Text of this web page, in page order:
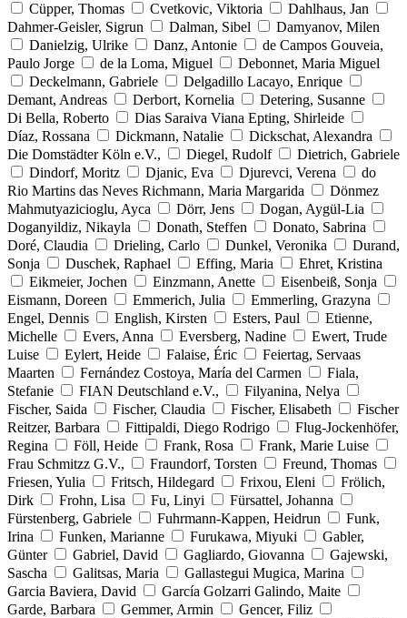
Cüpper, Thomas
Cvetkovic, Viktoria
Dahlhaus, Jan
Dahmer-Geisler, Sigrun
Dalman, Sibel
Damyanov, Milen
Danielzig, Ulrike
Danz, Antonie
de Campos Gouveia,
Paulo Jorge
de la Loma, Miguel
Debonnet, Maria Miguel
Deckelmann, Gabriele
Delgadillo Lacayo, Enrique
Demant, Andreas
Derbort, Kornelia
Detering, Susanne
Di Bella, Roberto
Dias Saraiva Viana Epting, Shirleide
Díaz, Rossana
Dickmann, Natalie
Dickschat, Alexandra
Die Domstädter Köln e.V.,
Diegel, Rudolf
Dietrich, Gabriele
Dindorf, Moritz
Djanic, Eva Djurevci, Verena
do
Rio Martins das Neves Richmann, Maria Margarida
Dönmez
Mahmutyazicioglu, Ayca
Dörr, Jens
Dogan, Aygül-Lia
Doganyildiz, Nikayla
Donath, Steffen
Donato, Sabrina
Doré, Claudia
Drieling, Carlo Dunkel, Veronika
Durand,
Sonja
Duschek, Raphael Effing, Maria
Ehret, Kristina
Eikmeier, Jochen
Einzmann, Anette
Eisenbeiß, Sonja
Eismann, Doreen
Emmerich, Julia
Emmerling, Grazyna
Engel, Dennis
English, Kirsten Esters, Paul
Etienne,
Michelle
Evers, Anna Eversberg, Nadine
Ewert, Trude
Luise
Eylert, Heide Falaise, Éric
Feiertag, Servaas
Maarten
Fernández Costoya, María del Carmen
Fiala,
Stefanie
FIAN Deutschland e.V.,
Filyanina, Nelya
Fischer, Saida
Fischer, Claudia Fischer, Elisabeth
Fischer
Reitzer, Barbara
Fittipaldi, Diego Rodrigo
Flug-Jockenhöfer,
Regina
Föll, Heide Frank, Rosa
Frank, Marie Luise
Frau Schmitzz G.V.,
Fraundorf, Torsten
Freund, Thomas
Friesen, Yulia
Fritsch, Hildegard Frixou, Eleni
Frölich,
Dirk
Frohn, Lisa Fu, Linyi
Fürsattel, Johanna
Fürstenberg, Gabriele
Fuhrmann-Kappen, Heidrun
Funk,
Irina
Funken, Marianne Furukawa, Miyuki
Gabler,
Günter
Gabriel, David Gagliardo, Giovanna
Gajewski,
Sascha
Galitsas, Maria
Gallastegui Mugica, Marina
Garcia Baviera, David
García Golzarri Galindo, Maite
Garde, Barbara
Gemmer, Armin
Gencer, Filiz